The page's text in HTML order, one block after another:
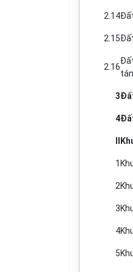
2.14
2.15
2.16
3
4
1
2
3
4
5